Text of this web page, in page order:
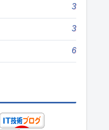
3
3
6